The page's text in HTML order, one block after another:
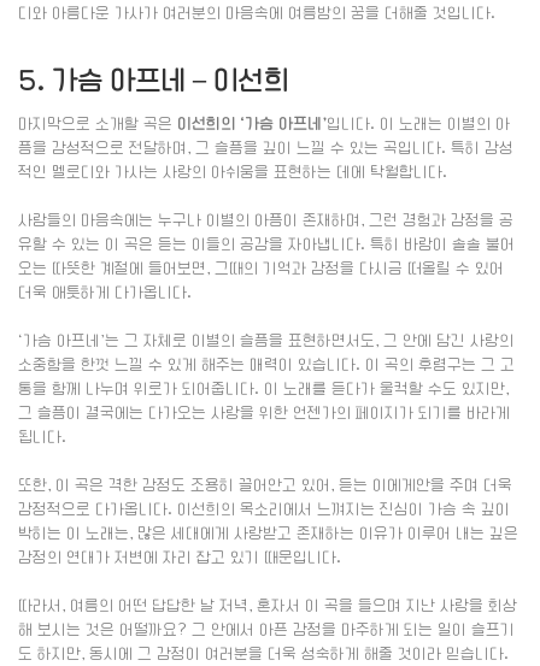
디와 아름다운 가사가 여러분의 마음속에 여름밤의 꿈을 더해줄 것입니다.
5. 가슴 아프네 – 이선희
마지막으로 소개할 곡은 이선희의 ‘가슴 아프네’입니다. 이 노래는 이별의 아
픔을 감성적으로 전달하며, 그 슬픔을 깊이 느낄 수 있는 곡입니다. 특히 감성
적인 멜로디와 가사는 사랑의 아쉬움을 표현하는 데에 탁월합니다.
사람들의 마음속에는 누구나 이별의 아픔이 존재하며, 그런 경험과 감정을 공
유할 수 있는 이 곡은 듣는 이들의 공감을 자아냅니다. 특히 바람이 솔솔 불어
오는 따뜻한 계절에 들어보면, 그때의 기억과 감정을 다시금 떠올릴 수 있어
더욱 애틋하게 다가옵니다.
‘가슴 아프네’는 그 자체로 이별의 슬픔을 표현하면서도, 그 안에 담긴 사랑의
소중함을 한껏 느낄 수 있게 해주는 매력이 있습니다. 이 곡의 후렴구는 그 고
통을 함께 나누며 위로가 되어줍니다. 이 노래를 듣다가 울컥할 수도 있지만,
그 슬픔이 결국에는 다가오는 사랑을 위한 언젠가의 페이지가 되기를 바라게
됩니다.
또한, 이 곡은 격한 감정도 조용히 끌어안고 있어, 듣는 이에게안을 주며 더욱
감정적으로 다가옵니다. 이선희의 목소리에서 느껴지는 진심이 가슴 속 깊이
박히는 이 노래는, 많은 세대에게 사랑받고 존재하는 이유가 이루어 내는 깊은
감정의 연대가 저변에 자리 잡고 있기 때문입니다.
따라서, 여름의 어떤 답답한 날 저녁, 혼자서 이 곡을 들으며 지난 사랑을 회상
해 보시는 것은 어떨까요? 그 안에서 아픈 감정을 마주하게 되는 일이 슬프기
도 하지만, 동시에 그 감정이 여러분을 더욱 성숙하게 해줄 것이라 믿습니다.